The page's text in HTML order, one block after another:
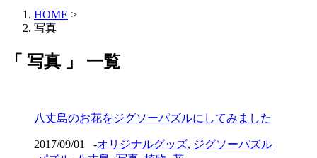
HOME >
写真
「 写真 」 一覧
八丈島のお花をジグソーパズルにしてみました
2017/09/01 -オリジナルグッズ, ジグソーパズル